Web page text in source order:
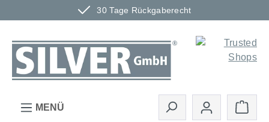
30 Tage Rückgaberecht
Zum Hauptinhalt springen
MENÜ